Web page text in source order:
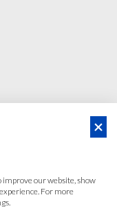
improve our website, show
For more